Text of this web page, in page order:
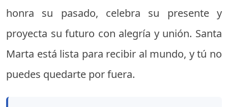
honra su pasado, celebra su presente y
proyecta su futuro con alegría y unión. Santa
Marta está lista para recibir al mundo, y tú no
puedes quedarte por fuera.